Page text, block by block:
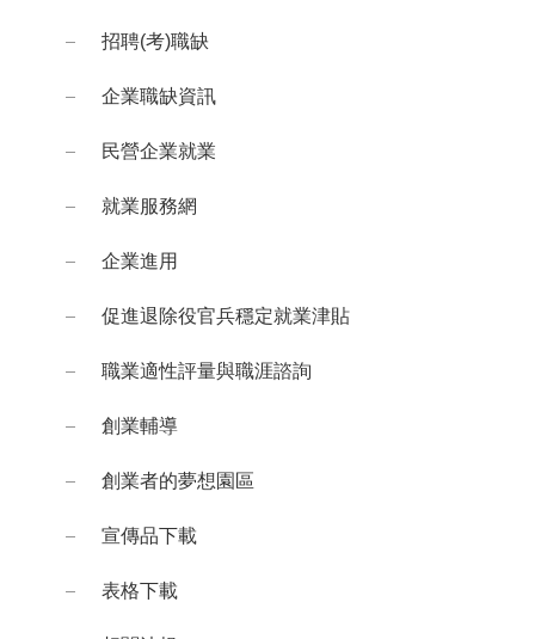
招聘(考)職缺
企業職缺資訊
民營企業就業
就業服務網
企業進用
促進退除役官兵穩定就業津貼
職業適性評量與職涯諮詢
創業輔導
創業者的夢想園區
宣傳品下載
表格下載